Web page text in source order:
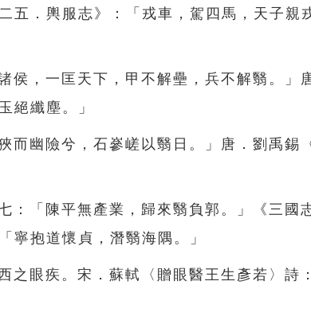
五．輿服志》：「戎車，駕四馬，天子親
侯，一匡天下，甲不解壘，兵不解翳。」
絕纖塵。」
而幽險兮，石嵾嵯以翳日。」唐．劉禹錫
：「陳平無產業，歸來翳負郭。」《三國
寧抱道懷貞，潛翳海隅。」
之眼疾。宋．蘇軾〈贈眼醫王生彥若〉詩